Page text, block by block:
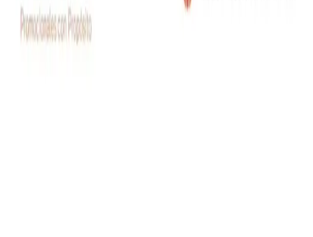
Política de Privacidad